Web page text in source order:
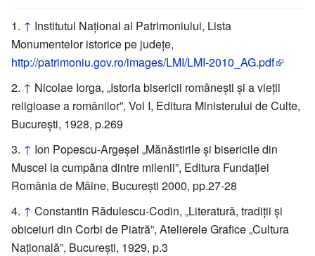
↑ Institutul Național al Patrimoniului, Lista
Monumentelor istorice pe județe,
http://patrimoniu.gov.ro/images/LMI/LMI-2010_AG.pdf
↑ Nicolae Iorga, „Istoria bisericii româneşti şi a vieţii
religioase a românilor”, Vol I, Editura Ministerului de Culte,
Bucureşti, 1928, p.269
↑ Ion Popescu-Argeşel „Mănăstirile şi bisericile din
Muscel la cumpăna dintre milenii”, Editura Fundaţiei
România de Mâine, Bucureşti 2000, pp.27-28
↑ Constantin Rădulescu-Codin, „Literatură, tradiţii şi
obiceiuri din Corbi de Piatră”, Atelierele Grafice „Cultura
Naţională”, Bucureşti, 1929, p.3